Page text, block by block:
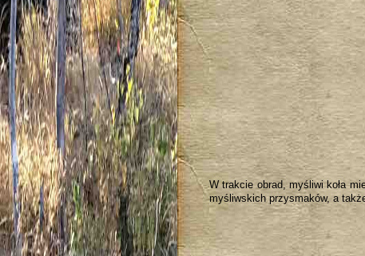
W trakcie obrad, myśliwi koła
myśliwskich przysmaków, a